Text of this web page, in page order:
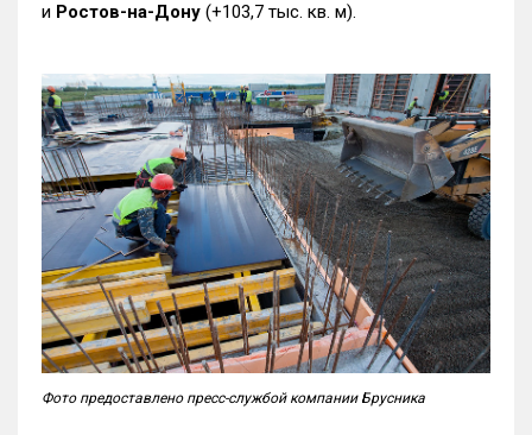
и Ростов-на-Дону (+103,7 тыс. кв. м).
Фото предоставлено пресс-службой компании Брусника